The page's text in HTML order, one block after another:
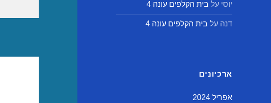
יוסי על בית הקלפים עונה 4
דנה על בית הקלפים עונה 4
ארכיונים
אפריל 2024